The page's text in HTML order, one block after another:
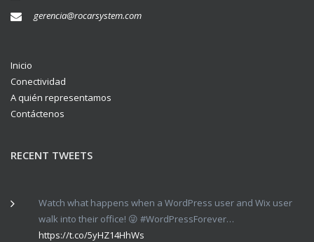
gerencia@rocarsystem.com
Inicio
Conectividad
A quién representamos
Contáctenos
RECENT TWEETS
Watch what happens when a WordPress user and Wix user
walk into their office! 😜 #WordPressForever…
https://t.co/5yHZ14HhWs